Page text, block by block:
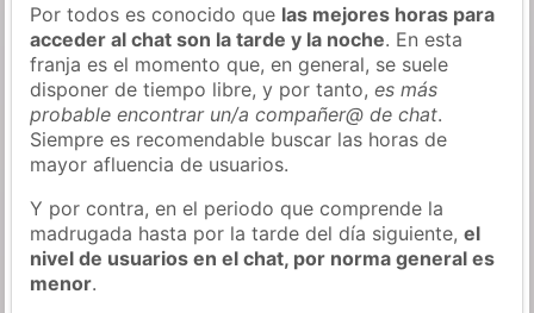
Por todos es conocido que las mejores horas para
acceder al chat son la tarde y la noche. En esta
franja es el momento que, en general, se suele
disponer de tiempo libre, y por tanto,es más
probable encontrar un/a compañer@ de chat.
Siempre es recomendable buscar las horas de
mayor afluencia de usuarios.
Y por contra, en el periodo que comprende la
madrugada hasta por la tarde del día siguiente,el
nivel de usuarios en el chat, por norma general es
menor.